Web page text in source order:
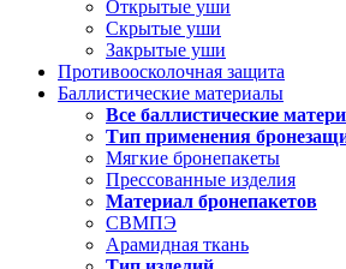
Открытые уши
Скрытые уши
Закрытые уши
Противоосколочная защита
Баллистические материалы
Все баллистические
Тип применения
Мягкие бронепакеты
Прессованные изделия
Материал бронепакетов
СВМПЭ
Арамидная ткань